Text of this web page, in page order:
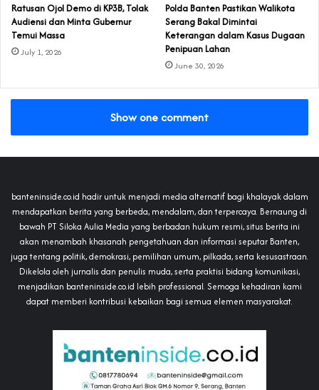
‎Ratusan Ojol Demo di KP3B, Tolak
Audiensi dan Minta Gubernur
Temui Massa
July 1, 2026
Polda Banten Pastikan Walikota
Serang Bakal Dimintai
Keterangan dalam Kasus Dugaan
Penipuan Lahan
June 30, 2026
Show one comment
banteninside.co.id hadir untuk menjadi media alternatif bagi khalayak dalam
mendapatkan berita yang berbeda, mendalam, dan terpercaya. Bernaung di
bawah PT Siloka Aulia Media yang berbadan hukum resmi, situs berita ini
akan menambah khasanah pengetahuan dan informasi seputar Banten,
juga tentang politik, demokrasi, pemilihan umum, pilkada, serta kesusastraan.
Dikelola oleh jurnalis dan penulis muda, serta praktisi bidang komunikasi,
menjadikan banteninside.co.id lebih professional. Semoga kehadiran kami
dapat memberi kontribusi kebaikan bagi semua elemen masyarakat.